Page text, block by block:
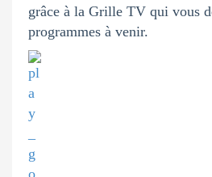
grâce à la Grille TV qui vous
programmes à venir.